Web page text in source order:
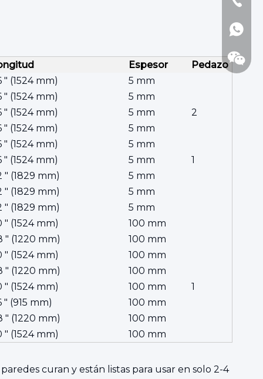
Espesor Pedazo
″ (1524 mm)
5 mm
″ (1524 mm)
5 mm
″ (1524 mm) 5 mm
2
″ (1524 mm)
5 mm
″ (1524 mm)
5 mm
″ (1524 mm) 5 mm
1
″ (1829 mm)
5 mm
″ (1829 mm)
5 mm
″ (1829 mm) 5 mm
″ (1524 mm)
100 mm
″ (1220 mm)
100 mm
″ (1524 mm)
100 mm
″ (1220 mm)
100 mm
″ (1524 mm) 100 mm
1
″ (915 mm)
100 mm
″ (1220 mm)
100 mm
″ (1524 mm) 100 mm
curan y están listas para usar en solo 2-4